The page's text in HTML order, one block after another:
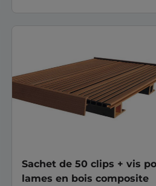
Sachet de 50 clips + vis
lames en bois composite